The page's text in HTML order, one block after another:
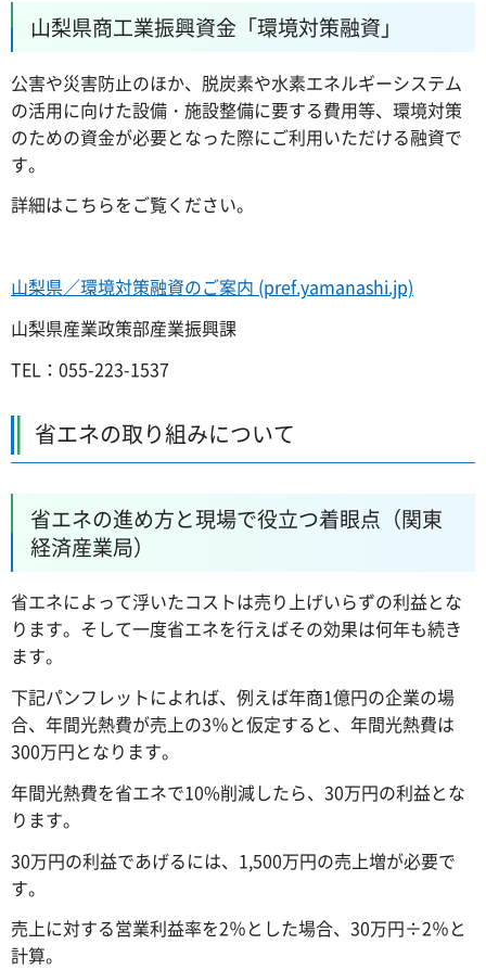
山梨県商工業振興資金「環境対策融資」
公害や災害防止のほか、脱炭素や水素エネルギーシステム
の活用に向けた設備・施設整備に要する費用等、環境対策
のための資金が必要となった際にご利用いただける融資で
す。
詳細はこちらをご覧ください。
山梨県／環境対策融資のご案内 (pref.yamanashi.jp)
山梨県産業政策部産業振興課
TEL：055-223-1537
省エネの取り組みについて
省エネの進め方と現場で役立つ着眼点（関東
経済産業局）
省エネによって浮いたコストは売り上げいらずの利益とな
ります。そして一度省エネを行えばその効果は何年も続き
ます。
下記パンフレットによれば、例えば年商1億円の企業の場
合、年間光熱費が売上の3％と仮定すると、年間光熱費は
300万円となります。
年間光熱費を省エネで10%削減したら、30万円の利益とな
ります。
30万円の利益であげるには、1,500万円の売上増が必要で
す。
売上に対する営業利益率を2％とした場合、30万円÷2％と
計算。